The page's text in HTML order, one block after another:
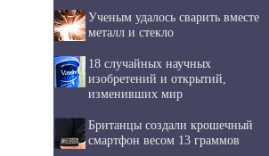
Ученым удалось сварить вместе
металл и стекло
18 случайных научных
изобретений и открытий,
изменивших мир
Британцы создали крошечный
смартфон весом 13 граммов